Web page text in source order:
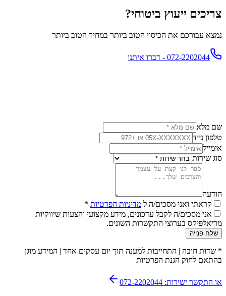
צריכים ייעוץ ביטוחי?
נמצא עבורכם את הכיסוי הטוב ביותר במחיר הטוב ביותר
072-2202044 - דברו איתנו
שם מלא
טלפון נייד
אימייל
סוג שירות
הודעה
קראתי ואני מסכים/ה ל מדיניות הפרטיות *
אני מסכים/ה לקבל עדכונים, מידע מקצועי והצעות שיווקיות
מריאלפיקס בערוצי התקשרות השונים.
שלח פנייה
* שדות חובה | התחייבות למענה תוך יום עסקים אחד | המידע מוגן
בהתאם לחוק הגנת הפרטיות
או התקשר ישירות: 072-2202044